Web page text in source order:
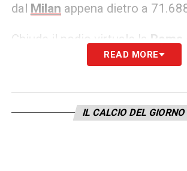
dal Milan appena dietro a
Chiude il podio virtuale la Roma
63mila tifosi, seguita daNapoli
più tifata d’Italia con un totale
spettatori totali nelle 6 gare
READ MORE
IL CALCIO DEL GIORNO